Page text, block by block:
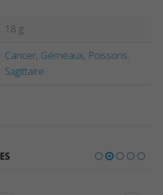
18 g
Cancer, Gémeaux, Poissons,
Sagittaire